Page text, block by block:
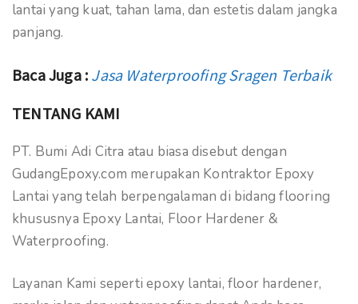
lantai yang kuat, tahan lama, dan estetis dalam jangka
panjang.
Baca Juga : Jasa Waterproofing Sragen Terbaik
TENTANG KAMI
PT. Bumi Adi Citra atau biasa disebut dengan
GudangEpoxy.com merupakan Kontraktor Epoxy
Lantai yang telah berpengalaman di bidang flooring
khususnya Epoxy Lantai, Floor Hardener &
Waterproofing.
Layanan Kami seperti epoxy lantai, floor hardener,